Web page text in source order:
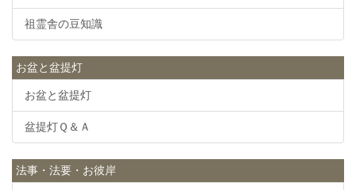
祖霊舎の豆知識
お盆と盆提灯
お盆と盆提灯
盆提灯Ｑ＆Ａ
法事・法要・お彼岸